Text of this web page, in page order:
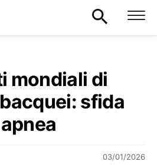
mondiali di
sfida
03/01/2026